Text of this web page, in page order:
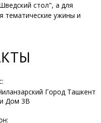
стол", а для
тематические ужины и
Город Ташкент
Дом 3B